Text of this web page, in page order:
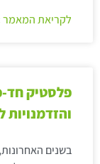
לקריאת המאמר
פלסטיק חד-
והזדמנויות
בשנים